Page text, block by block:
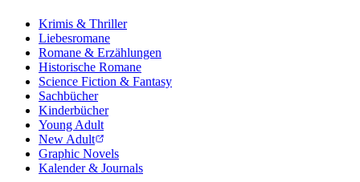
Krimis & Thriller
Liebesromane
Romane & Erzählungen
Historische Romane
Science Fiction & Fantasy
Sachbücher
Kinderbücher
Young Adult
New Adult
Graphic Novels
Kalender & Journals